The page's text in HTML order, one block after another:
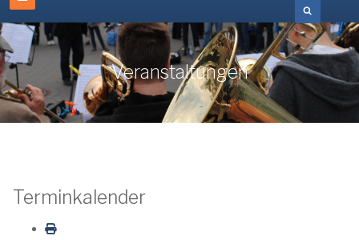
Veranstaltungen
Terminkalender